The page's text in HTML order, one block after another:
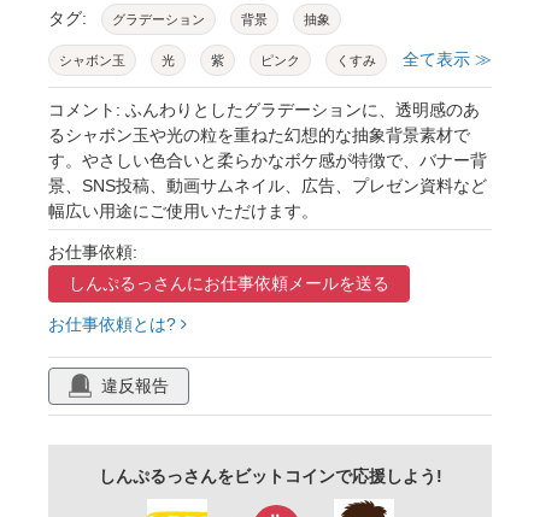
タグ: グラデーション 背景 抽象
シャボン玉 光 紫 ピンク くすみ
キラキラ 微粒子 透明感 パステル
淡色 ふんわり ドリーミー 幻想的
きらめき 柔らかい テクスチャ
バックグラウンド コピースペース
ファンタジー 神秘的 バナー背景
sns背景
全て表示 ≫
コメント: ふんわりとしたグラデーションに、透明感のあ
るシャボン玉や光の粒を重ねた幻想的な抽象背景素材で
す。やさしい色合いと柔らかなボケ感が特徴で、バナー背
景、SNS投稿、動画サムネイル、広告、プレゼン資料など
幅広い用途にご使用いただけます。
お仕事依頼:
しんぷるっさんにお仕事依頼メールを送る
お仕事依頼とは?
違反報告
しんぷるっさんをビットコインで応援しよう!